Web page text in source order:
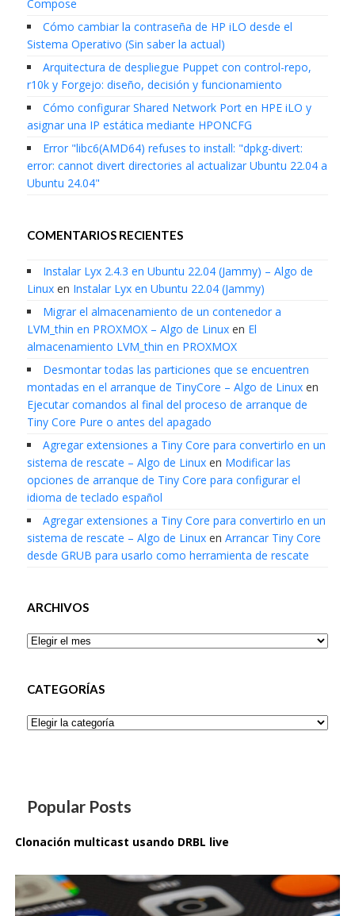
Compose
Cómo cambiar la contraseña de HP iLO desde el
Sistema Operativo (Sin saber la actual)
Arquitectura de despliegue Puppet con control-repo,
r10k y Forgejo: diseño, decisión y funcionamiento
Cómo configurar Shared Network Port en HPE iLO y
asignar una IP estática mediante HPONCFG
Error "libc6(AMD64) refuses to install: "dpkg-divert:
error: cannot divert directories al actualizar Ubuntu 22.04 a
Ubuntu 24.04"
COMENTARIOS RECIENTES
Instalar Lyx 2.4.3 en Ubuntu 22.04 (Jammy) – Algo de
Linuxen Instalar Lyx en Ubuntu 22.04 (Jammy)
Migrar el almacenamiento de un contenedor a
LVM_thin en PROXMOX – Algo de Linuxen El
almacenamiento LVM_thin en PROXMOX
Desmontar todas las particiones que se encuentren
montadas en el arranque de TinyCore – Algo de Linuxen
Ejecutar comandos al final del proceso de arranque de
Tiny Core Pure o antes del apagado
Agregar extensiones a Tiny Core para convertirlo en un
sistema de rescate – Algo de Linuxen Modificar las
opciones de arranque de Tiny Core para configurar el
idioma de teclado español
Agregar extensiones a Tiny Core para convertirlo en un
sistema de rescate – Algo de Linuxen Arrancar Tiny Core
desde GRUB para usarlo como herramienta de rescate
ARCHIVOS
Archivos
CATEGORÍAS
Categorías
Popular Posts
Clonación multicast usando DRBL live